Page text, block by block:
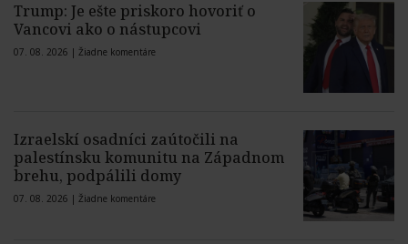
Trump: Je ešte priskoro hovoriť o
Vancovi ako o nástupcovi
07. 08. 2026 | Žiadne komentáre
Izraelskí osadníci zaútočili na
palestínsku komunitu na Západnom
brehu, podpálili domy
07. 08. 2026 | Žiadne komentáre